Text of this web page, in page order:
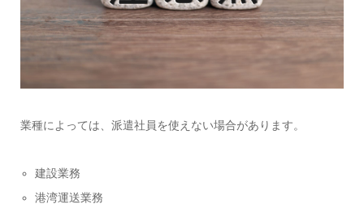
業種によっては、派遣社員を使えない場合があります。
建設業務
港湾運送業務